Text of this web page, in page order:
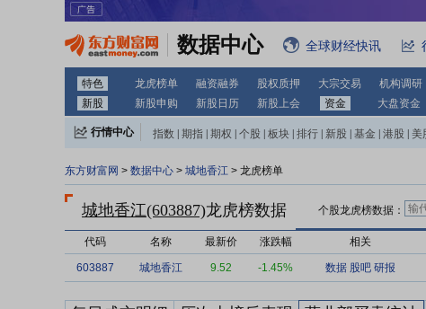
数据中心 全球财经快讯
特色 龙虎榜单 融资融券 股权质押 大宗交易 机构调研
新股
新股申购 新股日历 新股上会 资金 大盘资金
行情中心 指数 期指 期权 个股 板块 排行 新股 基金 港股 美
东方财富网 > 数据中心 > 城地香江 > 龙虎榜单
城地香江(603887)龙虎榜数据 个股龙虎榜数据：
代码 名称 最新价 涨跌幅 相关
603887 城地香江 9.52 -1.45% 数据 股吧 研报